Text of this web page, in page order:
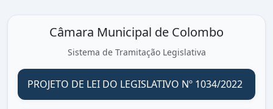
Câmara Municipal de Colombo
Sistema de Tramitação Legislativa
PROJETO DE LEI DO LEGISLATIVO Nº 1034/2022